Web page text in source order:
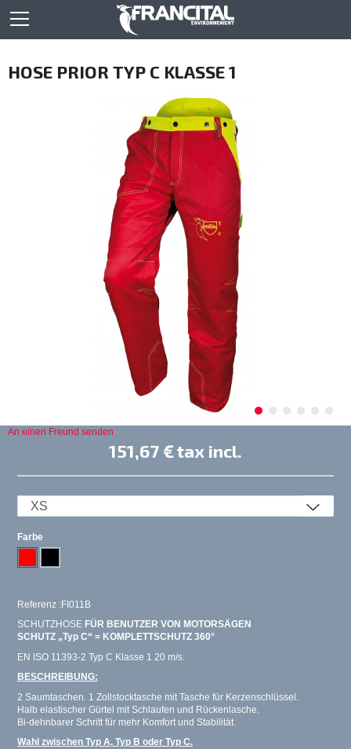
HOSE PRIOR TYP C KLASSE 1
An einen Freund senden
151,67 €tax incl.
Farbe
Referenz :FI011B
SCHUTZHOSEFÜR BENUTZER VON MOTORSÄGEN
SCHUTZ „Typ C“ = KOMPLETTSCHUTZ 360°
EN ISO 11393-2 Typ C Klasse 1 20 m/s.
BESCHREIBUNG:
2 Saumtaschen. 1 Zollstocktasche mit Tasche für Kerzenschlüssel.
Halb elastischer Gürtel mit Schlaufen und Rückenlasche.
Bi-dehnbarer Schritt für mehr Komfort und Stabilität.
Wahl zwischen Typ A, Typ B oder Typ C.